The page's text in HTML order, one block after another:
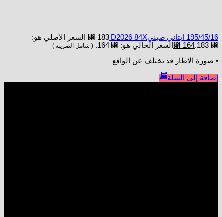
195/45/16 ابتاني صينيD2026 84X ⃁183
السعر الأصلي هو:
⃁ 183.
⃁ 164 السعر الحالي هو: ⃁ 164. ( شامل الضريبة )
• صورة الاطار قد تختلف عن الواقع
إضافة إلى السلة